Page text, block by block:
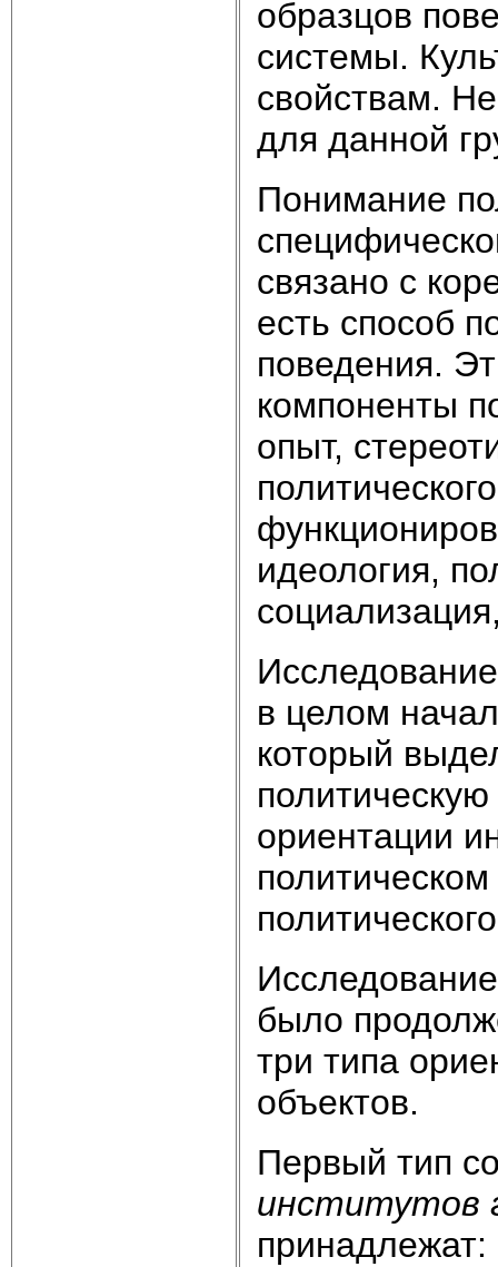
образцов
системы.
свойствам.
для данной
Понимание
связано с
есть способ
поведения.
компоненты
опыт,
идеология,
в целом
который
ориентации
было
три типа
объектов.
Первый тип
институтов
принадлежат: